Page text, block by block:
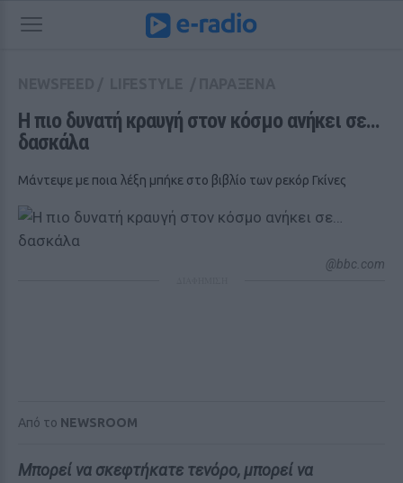
Η πιο δυνατή κραυγή στον κόσμο ανήκει σε…
δασκάλα
Μάντεψε με ποια λέξη μπήκε στο βιβλίο των ρεκόρ Γκίνες
@bbc.com
Από το NEWSROOM
Μπορεί να σκεφτήκατε τενόρο, μπορεί να